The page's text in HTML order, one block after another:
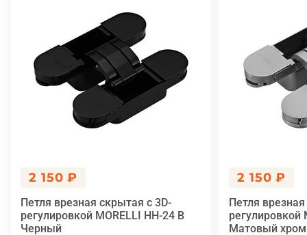
2 150 ₽
Петля врезная скрытая с 3D-
регулировкой MORELLI HH-24 B
Черный
2 150 ₽
Петля
регулировкой
Матовый хром